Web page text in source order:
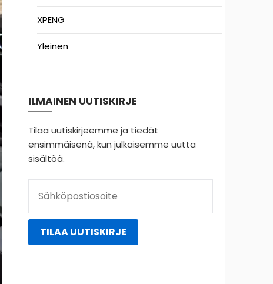
XPENG
Yleinen
ILMAINEN UUTISKIRJE
Tilaa uutiskirjeemme ja tiedät
ensimmäisenä, kun julkaisemme uutta
sisältöä.